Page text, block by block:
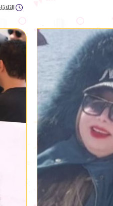
الثلاثاء 04/أغسطس/2026 -